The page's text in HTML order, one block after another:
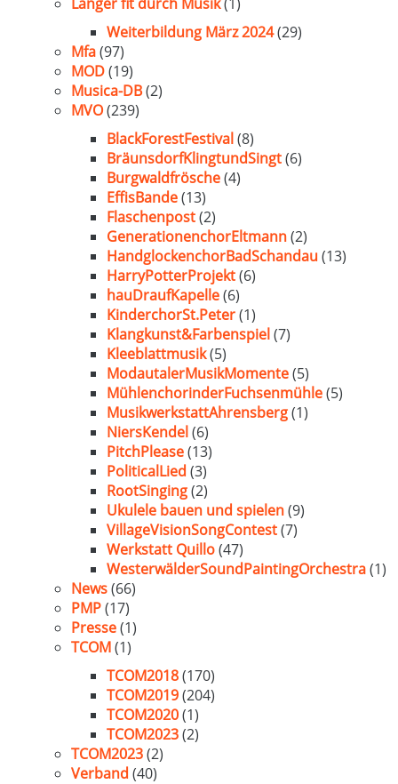
Weiterbildung März 2024(29)
Mfa(97)
MOD(19)
Musica-DB(2)
MVO(239)
BlackForestFestival(8)
BräunsdorfKlingtundSingt(6)
Burgwaldfrösche(4)
EffisBande(13)
Flaschenpost(2)
GenerationenchorEltmann(2)
HandglockenchorBadSchandau(13)
HarryPotterProjekt(6)
hauDraufKapelle(6)
KinderchorSt.Peter(1)
Klangkunst&Farbenspiel(7)
Kleeblattmusik(5)
ModautalerMusikMomente(5)
MühlenchorinderFuchsenmühle(5)
MusikwerkstattAhrensberg(1)
NiersKendel(6)
PitchPlease(13)
PoliticalLied (3)
RootSinging(2)
Ukulele bauen und spielen(9)
VillageVisionSongContest(7)
Werkstatt Quillo(47)
WesterwälderSoundPaintingOrchestra(1)
News(66)
PMP(17)
Presse(1)
TCOM(1)
TCOM2018(170)
TCOM2019(204)
TCOM2020(1)
TCOM2023(2)
TCOM2023(2)
Verband (40)